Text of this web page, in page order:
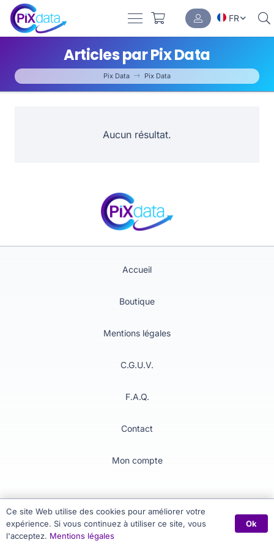
FR
Articles par Pix Data
Pix Data Pix Data
Aucun résultat.
Accueil
Boutique
Mentions légales
C.G.U.V.
F.A.Q.
Contact
Mon compte
© 2024-2026Pix Data. Tous droits réservés.
Ce site Web utilise des cookies pour améliorer votre
expérience. Si vous continuez à utiliser ce site, vous
l'acceptez. Mentions légales
Ok